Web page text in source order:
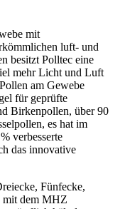
mit
luft- und
besitzt Polltec eine
mehr Licht und Luft
am Gewebe
für geprüfte
Birkenpollen, über 90
es hat im
verbesserte
das innovative
Fünfecke,
mit dem MHZ